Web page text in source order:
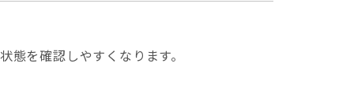
を確認しやすくなります。